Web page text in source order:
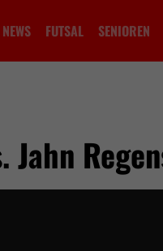
NEWS FUTSAL SENIOREN